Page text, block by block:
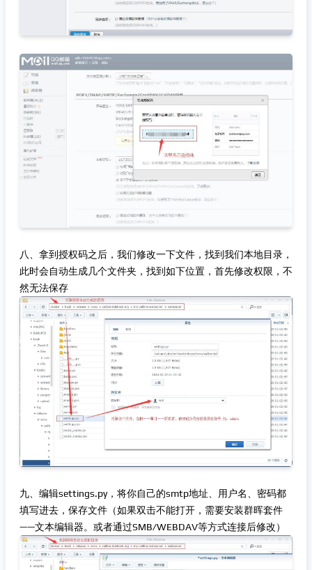
八、拿到授权码之后，我们修改一下文件，找到我们本地目录，
此时会自动生成几个文件夹，找到如下位置，首先修改权限，不
然无法保存
九、编辑settings.py，将你自己的smtp地址、用户名、密码都
填写进去，保存文件（如果双击不能打开，需要安装群晖套件
——文本编辑器。或者通过SMB/WEBDAV等方式连接后修改）